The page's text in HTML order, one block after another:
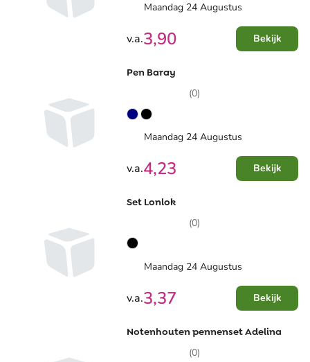
Maandag 24 Augustus
v.a.3,90 Bekijk
Pen Baray
(0)
Maandag 24 Augustus
v.a.4,23 Bekijk
Set Lonlok
(0)
Maandag 24 Augustus
v.a.3,37 Bekijk
Notenhouten pennenset Adelina
(0)